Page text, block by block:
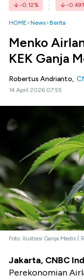
-0.12% -0.49
HOME News Berita
Menko
KEK Ganja
Robertus Andrianto,
14 April 2026 07:55
Foto: Ilustrasi Ganja Medis (
Jakarta, CNBC
Perekonomian